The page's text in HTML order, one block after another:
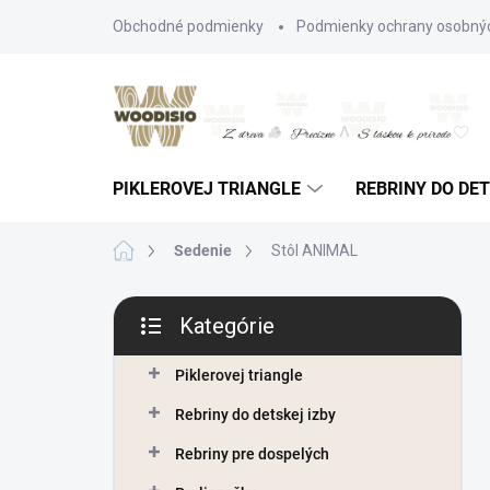
Obchodné podmienky Podmienky ochrany
PIKLEROVEJ TRIANGLE REBRINY DO
DomovSedenie Stôl ANIMAL
B
č
kategórie
Kategórie
Piklerovej triangle
Rebriny do detskej izby
Rebriny pre dospelých